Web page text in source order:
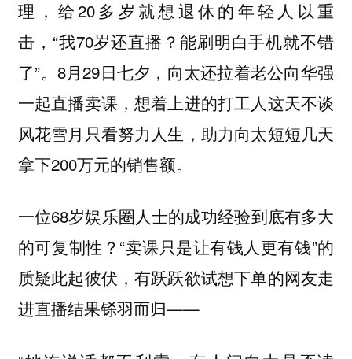
理，给20多岁就想退休的年轻人以重
击，“我70岁还直播？能刷明白手机就不错
了”。8月29日七夕，向太还拉着老公向华强
一起直播卖课，想着上进的打工人这天不谈
风花雪月只看努力人生，助力向太短短几天
拿下200万元的销售额。
一位68岁娱乐圈人士的成功经验到底有多大
的可复制性？“卖课只是让有钱人更有钱”的
质疑此起彼伏，有跃跃欲试想下单的网友走
进直播结果铩羽而归——